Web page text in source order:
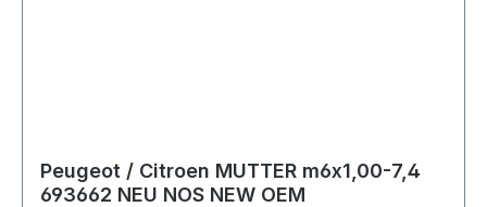
Peugeot / Citroen MUTTER m6x1,00-7,4
693662 NEU NOS NEW OEM